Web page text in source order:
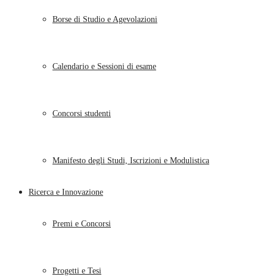
Borse di Studio e Agevolazioni
Calendario e Sessioni di esame
Concorsi studenti
Manifesto degli Studi, Iscrizioni e Modulistica
Ricerca e Innovazione
Premi e Concorsi
Progetti e Tesi